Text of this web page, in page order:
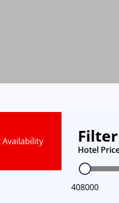
Availability Filter
Hotel
408000